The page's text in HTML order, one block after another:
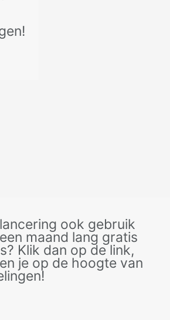
ook gebruik
maand lang gratis
Klik dan op de link,
je op de hoogte van